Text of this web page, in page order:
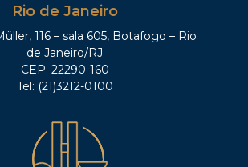
Rio de Janeiro
116 – sala 605, Botafogo – Rio
de Janeiro/RJ
CEP: 22290-160
Tel: (21)3212-0100